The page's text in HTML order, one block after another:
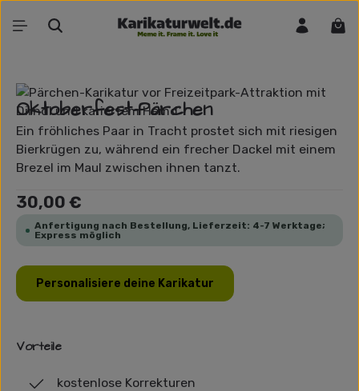
Zum Hauptinhalt springen
Bildergalerie überspringen
Oktoberfest-Pärchen
Ein fröhliches Paar in Tracht prostet sich mit riesigen
Bierkrügen zu, während ein frecher Dackel mit einem
Brezel im Maul zwischen ihnen tanzt.
Regulärer Preis:
30,00 €
Anfertigung nach Bestellung, Lieferzeit: 4-7 Werktage;
Express möglich
Personalisiere deine Karikatur
Vorteile
kostenlose Korrekturen